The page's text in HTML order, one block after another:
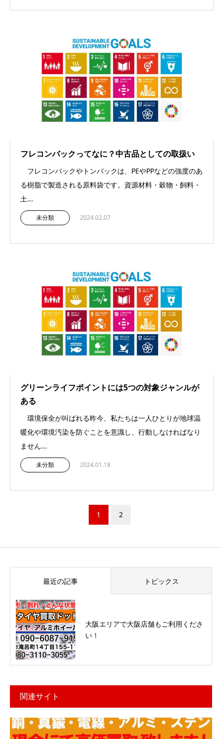
フレコンバックってなに？中古品としての取扱い
フレコンバックやトンバックは、PEやPPなどの強度のあ
る樹脂で製造される原料袋です。資源材料・穀物・飼料・
土...
未分類 2024.02.07
グリーンライフポイントには5つの対象ジャンルが
ある
環境保全が叫ばれる昨今、私たちは一人ひとりが地球温
暖化や環境汚染を防ぐことを意識し、行動しなければなり
ません...
未分類 2024.01.18
1 2
最近の記事 トピックス
大阪エリアで大阪店舗もご利用くださ
い！
関連サイト